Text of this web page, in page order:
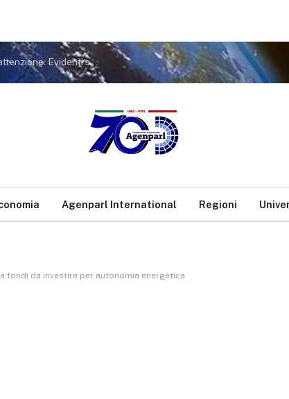
Covid. FdI a Conte: non tiri in ballo Meloni per distrarre attenzione. Evidenti sue responsabilità nella gestione pandemia
Agenparl International Regioni
fondi da investire per autonomia energetica